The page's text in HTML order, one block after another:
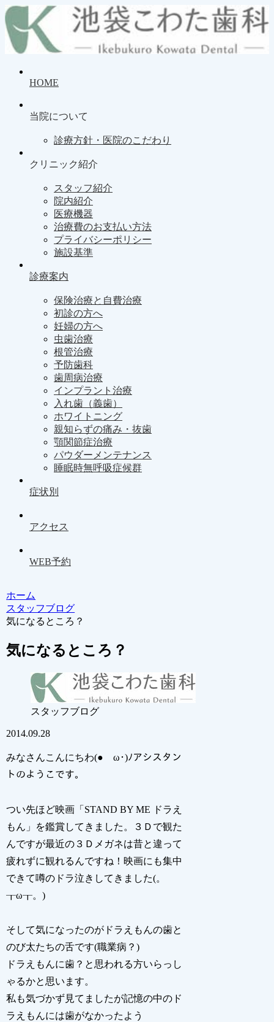
HOME
当院について
診療方針・医院のこだわり
クリニック紹介
スタッフ紹介
院内紹介
医療機器
治療費のお支払い方法
プライバシーポリシー
施設基準
診療案内
保険治療と自費治療
初診の方へ
妊婦の方へ
虫歯治療
根管治療
予防歯科
歯周病治療
インプラント治療
入れ歯（義歯）
ホワイトニング
親知らずの痛み・抜歯
顎関節症治療
パウダーメンテナンス
睡眠時無呼吸症候群
症状別
アクセス
WEB予約
ホーム
スタッフブログ
気になるところ？
気になるところ？
スタッフブログ
2014.09.28
みなさんこんにちわ(●ゝω･)ﾉアシスタン
トのようこです。
つい先ほど映画「STAND BY ME ドラえ
もん」を鑑賞してきました。３Ｄで観た
んですが最近の３Ｄメガネは昔と違って
疲れずに観れるんですね！映画にも集中
できて噂のドラ泣きしてきました(。
┰ω┰。)
そして気になったのがドラえもんの歯と
のび太たちの舌です(職業病？)
ドラえもんに歯？と思われる方いらっし
ゃるかと思います。
私も気づかず見てましたが記憶の中のド
ラえもんには歯がなかったよう